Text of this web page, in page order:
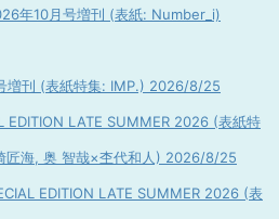
年10月号増刊 (表紙: Number_i)
増刊 (表紙特集: IMP.) 2026/8/25
EDITION LATE SUMMER 2026 (表紙特
匠海, 奥 智哉×杢代和人) 2026/8/25
EDITION LATE SUMMER 2026 (表